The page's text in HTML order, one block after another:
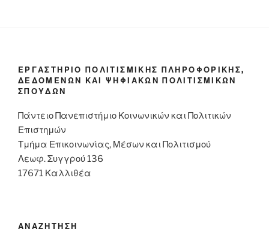
ΕΡΓΑΣΤΗΡΙΟ ΠΟΛΙΤΙΣΜΙΚΗΣ ΠΛΗΡΟΦΟΡΙΚΗΣ,
ΔΕΔΟΜΕΝΩΝ ΚΑΙ ΨΗΦΙΑΚΩΝ ΠΟΛΙΤΙΣΜΙΚΩΝ
ΣΠΟΥΔΩΝ
Πάντειο Πανεπιστήμιο Κοινωνικών και Πολιτικών
Επιστημών
Τμήμα Επικοινωνίας, Μέσων και Πολιτισμού
Λεωφ. Συγγρού 136
17671 Καλλιθέα
ΑΝΑΖΗΤΗΣΗ